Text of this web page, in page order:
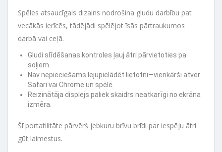
Spēles atsaucīgais dizains nodrošina gludu darbību pat
vecākās ierīcēs, tādējādi spēlējot īsās pārtraukumos
darbā vai ceļā.
Gludi slīdēšanas kontroles ļauj ātri pārvietoties pa
soļiem.
Nav nepieciešams lejupielādēt lietotni—vienkārši atver
Safari vai Chrome un spēlē.
Reizinātāja displejs paliek skaidrs neatkarīgi no ekrāna
izmēra.
Šī portatilitāte pārvērš jebkuru brīvu brīdi par iespēju ātri
gūt laimestus.